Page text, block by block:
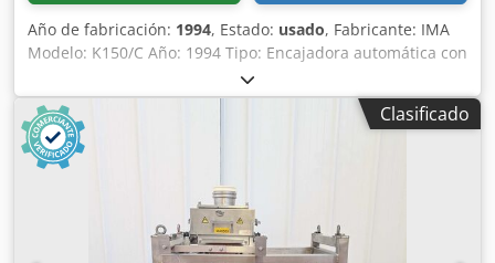
Año de fabricación: 1994, Estado: usado, Fabricante: IMA
Modelo: K150/C Año: 1994 Tipo: Encajadora automática con
cierre tipo tuck-in Crsdjx R D A Rjpfx Ab Hsf Potencia: 3,5
kW Capacidad según datos del fabricante: 120 ciclos/min
Velocidad mecánica alcanzada en nuestros talleres sin
producto: 70 ciclos/min Formatos - A mínimo: 20 mm - A
máximo: 85 mm - B mínimo: 12 mm - B máximo: 60 mm - C
mínimo: 50 mm - C máximo: 170 mm Alimentación de
cajas: toma con ventosa Cinta de alimentación de
producto: cadena tipo celda Inspección automática y
Clasificado